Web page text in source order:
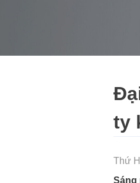
ty
Thứ
Sáng